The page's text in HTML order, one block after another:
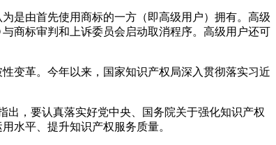
是由首先使用商标的一方（即高级用户）拥有。高级
商标审判和上诉委员会启动取消程序。高级用户还可
变革。今年以来，国家知识产权局深入贯彻落实习近
出，要认真落实好党中央、国务院关于强化知识产权
水平、提升知识产权服务质量。